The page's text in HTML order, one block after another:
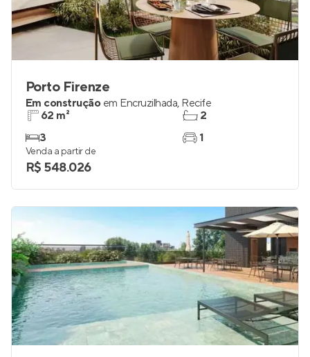
Porto Firenze
Em construção em Encruzilhada, Recife
62 m²
3
2
1
Venda a partir de
R$ 548.026